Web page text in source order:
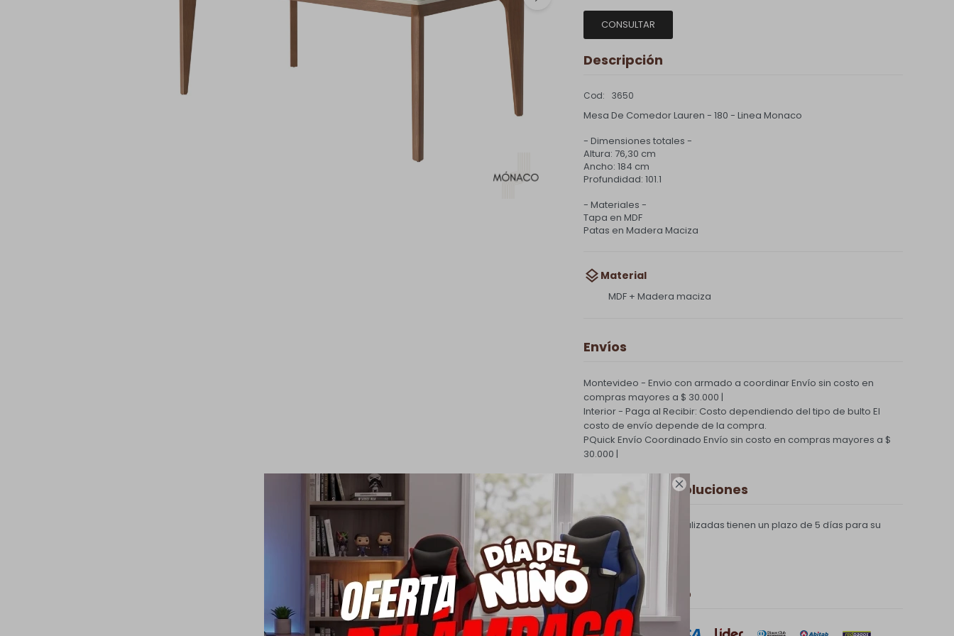

CONSULTAR
Descripción
3650
Mesa De Comedor Lauren - 180 - Linea Monaco
- Dimensiones totales -
Altura: 76,30 cm
Ancho: 184 cm
Profundidad: 101.1
- Materiales -
Tapa en MDF
Patas en Madera Maciza
Material
MDF + Madera maciza
Envíos
Montevideo - Envio con armado a coordinarEnvío sin costo en
compras mayores a $ 30.000 |
Interior - Paga al Recibir: Costo dependiendo del tipo de bulto El
costo de envío depende de la compra.
PQuick Envío Coordinado Envío sin costo en compras mayores a $
30.000 |
Cambios y Devoluciones
Todas las compras realizadas tienen un plazo de 5 días para su
cambio.
Ver mas
Medios de pago